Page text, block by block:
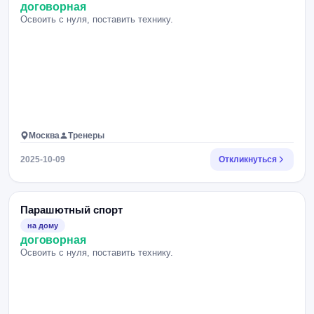
договорная
Освоить с нуля, поставить технику.
Москва Тренеры
2025-10-09 Откликнуться
Парашютный спорт
на дому
договорная
Освоить с нуля, поставить технику.